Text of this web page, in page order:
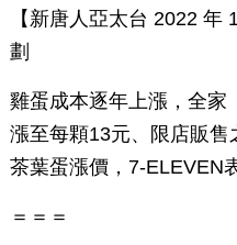
【新唐人亞太台 2022
劃
雞蛋成本逐年上漲，全家
漲至每顆13元、限店販
茶葉蛋漲價，7-ELEVEN
＝＝＝